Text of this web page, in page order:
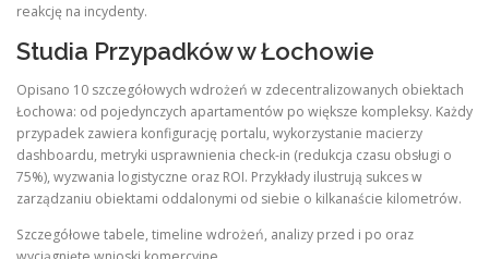
reakcję na incydenty.
Studia Przypadków w Łochowie
Opisano 10 szczegółowych wdrożeń w zdecentralizowanych obiektach
Łochowa: od pojedynczych apartamentów po większe kompleksy. Każdy
przypadek zawiera konfigurację portalu, wykorzystanie macierzy
dashboardu, metryki usprawnienia check-in (redukcja czasu obsługi o
75%), wyzwania logistyczne oraz ROI. Przykłady ilustrują sukces w
zarządzaniu obiektami oddalonymi od siebie o kilkanaście kilometrów.
Szczegółowe tabele, timeline wdrożeń, analizy przed i po oraz